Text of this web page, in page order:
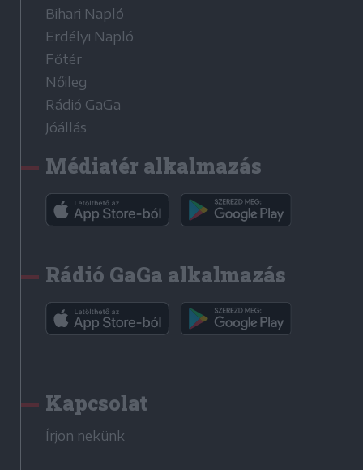
Bihari Napló
Erdélyi Napló
Főtér
Nőileg
Rádió GaGa
Jóállás
Médiatér alkalmazás
Rádió GaGa alkalmazás
Kapcsolat
Írjon nekünk